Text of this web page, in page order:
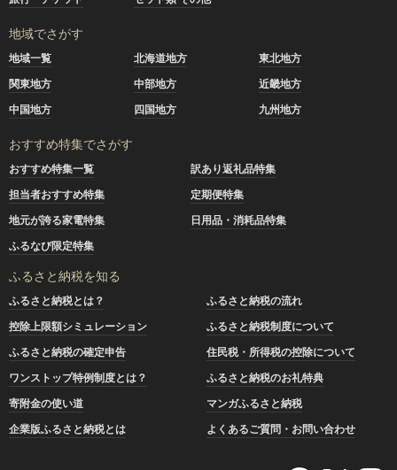
地域でさがす
地域一覧 北海道地方
東北地方
関東地方
中部地方
近畿地方
中国地方
四国地方 九州地方
おすすめ特集でさがす
おすすめ特集一覧
訳あり返礼品特集
担当者おすすめ特集
定期便特集
地元が誇る家電特集
日用品・消耗品特集
ふるなび限定特集
ふるさと納税を知る
ふるさと納税とは？
ふるさと納税の流れ
控除上限額シミュレーション
ふるさと納税制度について
ふるさと納税の確定申告
住民税・所得税の控除について
ワンストップ特例制度とは？
ふるさと納税のお礼特典
寄附金の使い道
マンガふるさと納税
企業版ふるさと納税とは
よくあるご質問・お問い合わせ